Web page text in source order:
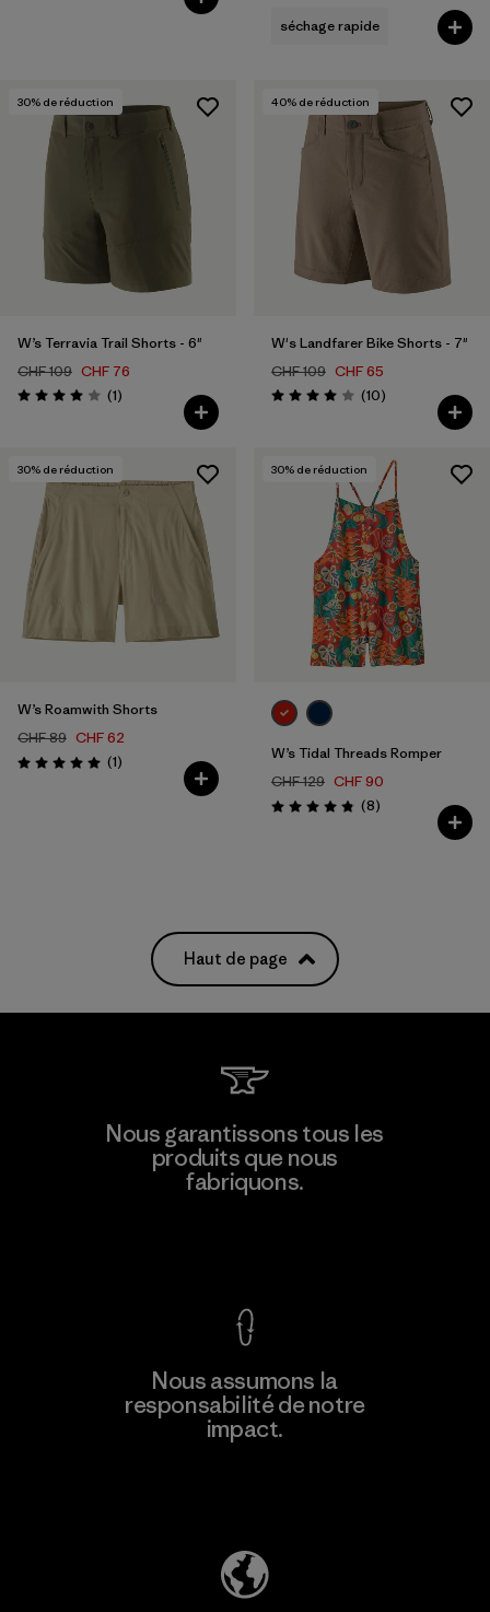
séchage rapide
30% de réduction
W’s Terravia Trail Shorts - 6"
CHF 109 CHF 76
Évaluation: 4.0 / 5
(1Avis
)
40% de réduction
W's Landfarer Bike Shorts - 7"
CHF 109 CHF 65
Évaluation: 4.0 / 5
(10Avis
)
30% de réduction
W’s Roamwith Shorts
CHF 89 CHF 62
Évaluation: 5.0 / 5
(1Avis
)
30% de réduction
W’s Tidal Threads Romper
CHF 129 CHF 90
Évaluation: 4.9 / 5
(8Avis
)
Haut de page
Nous garantissons tous les
produits que nous
fabriquons.
Nous assumons la
responsabilité de notre
impact.